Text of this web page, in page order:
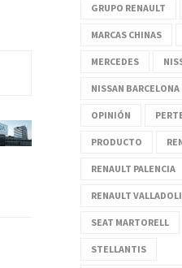
GRUPO RENAULT
MARCAS CHINAS
MERCEDES
NISSAN BARCELONA
OPINIÓN
PRODUCTO
RENAULT PALENCIA
RENAULT
SEAT MARTORELL
STELLANTIS